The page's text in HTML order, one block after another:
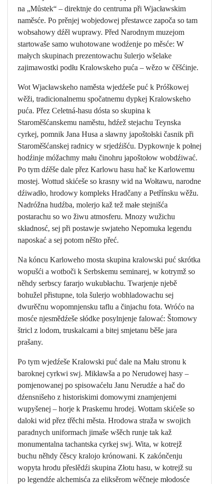
na „Můstek“ – direktnje do centruma při Wjacławskim
naměsće. Po prěnjej wobjedowej přestawce započa so tam
wobsahowy dźěl wuprawy. Před Narodnym muzejom
startowaše samo wuhotowane wodźenje po měsće: W
małych skupinach prezentowachu šulerjo wšelake
zajimawostki podłu Kralowskeho puća – wězo w čěšćinje.
Wot Wjacławskeho naměsta wjedźeše puć k Próškowej
wěži, tradicionalnemu spočatnemu dypkej Kralowskeho
puća. Přez Celetná-hasu dósta so skupina k
Staroměšćanskemu naměstu, hdźež stejachu Teynska
cyrkej, pomnik Jana Husa a sławny japoštołski časnik při
Staroměšćanskej radnicy w srjedźišću. Dypkownje k połnej
hodźinje móžachmy mału činohru japoštołow wobdźiwać.
Po tym dźěše dale přez Karlowu hasu hač ke Karlowemu
mostej. Wottud skićeše so krasny wid na Wołtawu, narodne
dźiwadło, hrodowy kompleks Hradčany a Petřínsku wěžu.
Nadróžna hudźba, molerjo kaž tež małe stejnišća
postarachu so wo žiwu atmosferu. Mnozy wužichu
składnosć, sej při postawje swjateho Nepomuka legendu
naposkać a sej potom něšto přeć.
Na kóncu Karloweho mosta skupina kralowski puć skrótka
wopušći a wotboči k Serbskemu seminarej, w kotrymž so
něhdy serbscy fararjo wukubłachu. Twarjenje njebě
bohužel přistupne, tola šulerjo wobhladowachu sej
dwurěčnu wopomnjensku taflu a činjachu fota. Wróćo na
mosće njesmědźeše słódke posylnjenje falować: Štomowy
štricl z lodom, truskalcami a bitej smjetanu běše jara
prašany.
Po tym wjedźeše Kralowski puć dale na Mału stronu k
baroknej cyrkwi swj. Mikławša a po Nerudowej hasy –
pomjenowanej po spisowaćelu Janu Nerudźe a hač do
dźensnišeho z historiskimi domowymi znamjenjemi
wupyšenej – horje k Praskemu hrodej. Wottam skićeše so
daloki wid přez třěchi města. Hrodowa straža w swojich
paradnych uniformach jimaše wšěch runje tak kaž
monumentalna tachantska cyrkej swj. Wita, w kotrejž
buchu něhdy čěscy kralojo krónowani. K zakónčenju
wopyta hrodu přeslědźi skupina Złotu hasu, w kotrejž su
po legendźe alchemisća za eliksěrom wěčneje młodosće